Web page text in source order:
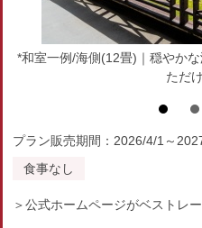
*和室一例/海側(12畳)｜穏やか
ただ
プラン販売期間：2026/4/1～
食事なし
＞公式ホームページがベストレ